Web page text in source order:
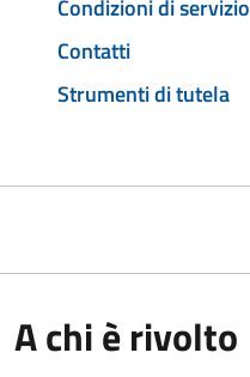
Condizioni di servizio
Contatti
Strumenti di tutela
A chi è rivolto